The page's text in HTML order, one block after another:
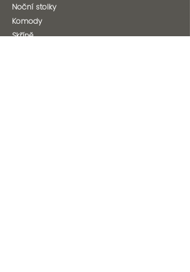
Noční stolky
Komody
Skříně